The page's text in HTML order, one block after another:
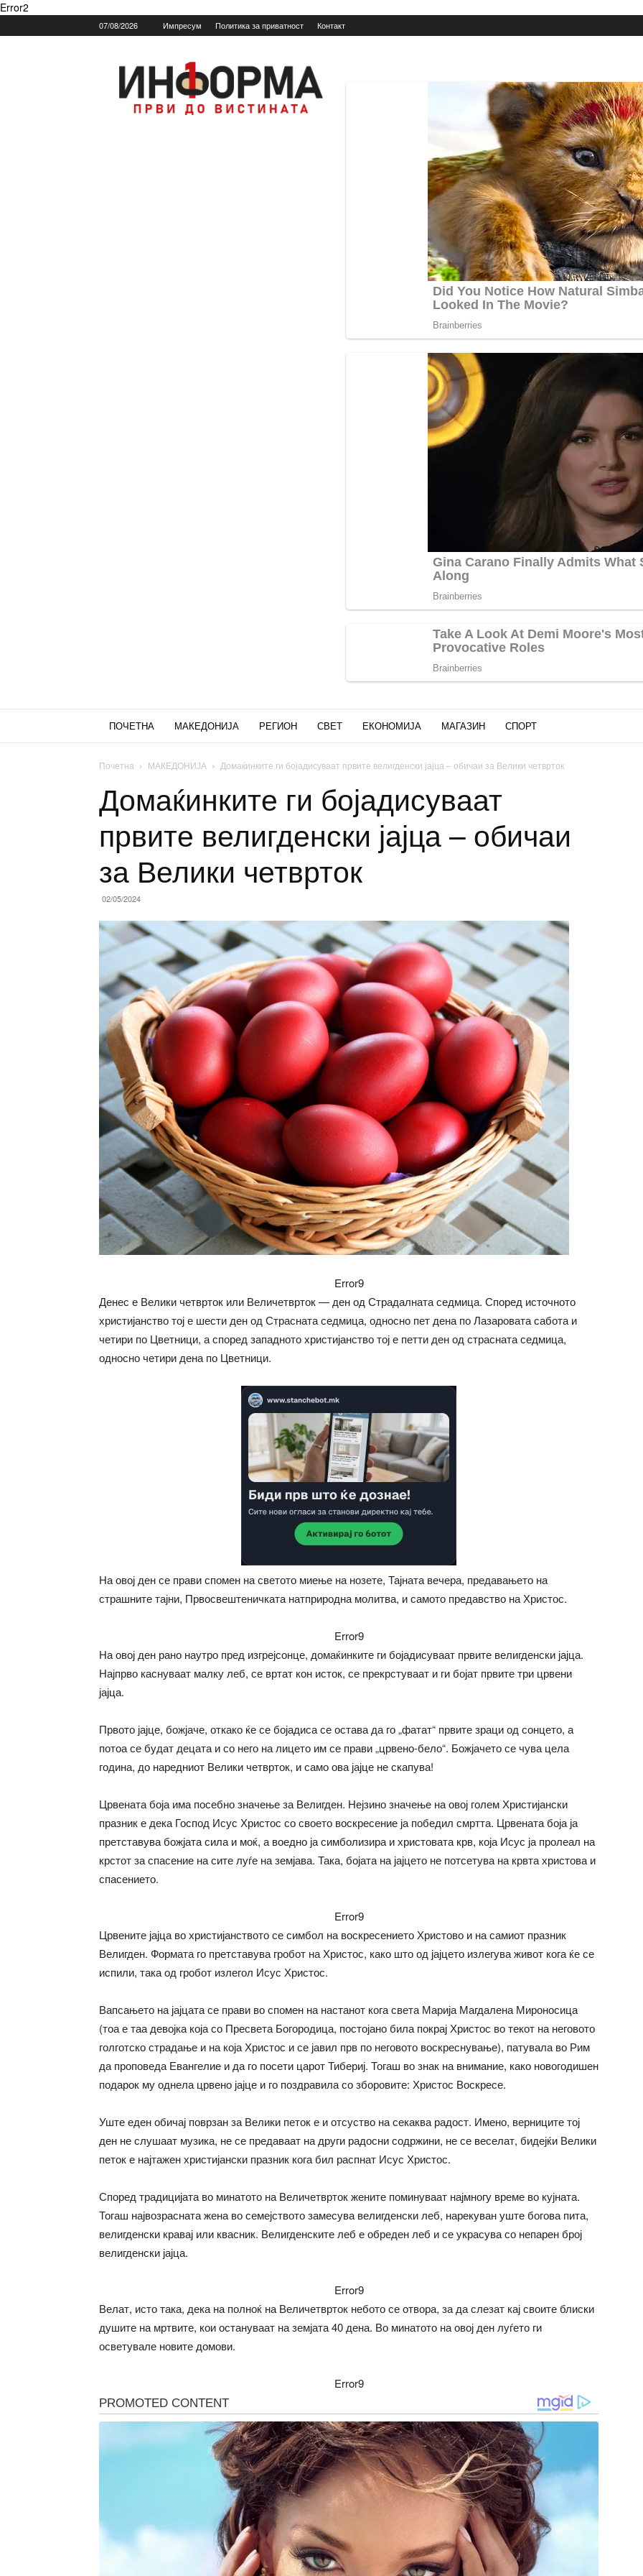
Error2
07/08/2026 Импресум Политика за приватност Контакт
Informa.mk
ПОЧЕТНА МАКЕДОНИЈА РЕГИОН СВЕТ ЕКОНОМИЈА МАГАЗИН СПОРТ
Почетна МАКЕДОНИЈА Домаќинките ги бојадисуваат првите велигденски јајца – обичаи за Велики четврток
Домаќинките ги бојадисуваат
првите велигденски јајца – обичаи
за Велики четврток
02/05/2024
Error9
Денес е Велики четврток или Величетврток — ден од Страдалната седмица. Според источното
христијанство тој е шести ден од Страсната седмица, односно пет дена по Лазаровата сабота и
четири по Цветници, а според западното христијанство тој е петти ден од страсната седмица,
односно четири дена по Цветници.
На овој ден се прави спомен на светото миење на нозете, Тајната вечера, предавањето на
страшните тајни, Првосвештеничката натприродна молитва, и самото предавство на Христос.
Error9
На овој ден рано наутро пред изгрејсонце, домаќинките ги бојадисуваат првите велигденски јајца.
Најпрво каснуваат малку леб, се вртат кон исток, се прекрстуваат и ги бојат првите три црвени
јајца.
Првото јајце, божјаче, откако ќе се бојадиса се остава да го „фатат“ првите зраци од сонцето, а
потоа се будат децата и со него на лицето им се прави „црвено-бело“. Божјачето се чува цела
година, до наредниот Велики четврток, и само ова јајце не скапува!
Црвената боја има посебно значење за Велигден. Нејзино значење на овој голем Христијански
празник е дека Господ Исус Христос со своето воскресение ја победил смртта. Црвената боја ја
претставува божјата сила и моќ, а воедно ја симболизира и христовата крв, која Исус ја пролеал на
крстот за спасение на сите луѓе на земјава. Така, бојата на јајцето не потсетува на крвта христова и
спасението.
Error9
Црвените јајца во христијанството се симбол на воскресението Христово и на самиот празник
Велигден. Формата го претставува гробот на Христос, како што од јајцето излегува живот кога ќе се
испили, така од гробот излегол Исус Христос.
Вапсањето на јајцата се прави во спомен на настанот кога света Марија Магдалена Мироносица
(тоа е таа девојка која со Пресвета Богородица, постојано била покрај Христос во текот на неговото
голготско страдање и на која Христос и се јавил прв по неговото воскреснување), патувала во Рим
да проповеда Евангелие и да го посети царот Тибериј. Тогаш во знак на внимание, како новогодишен
подарок му однела црвено јајце и го поздравила со зборовите: Христос Воскресе.
Уште еден обичај поврзан за Велики петок е и отсуство на секаква радост. Имено, верниците тој
ден не слушаат музика, не се предаваат на други радосни содржини, не се веселат, бидејќи Велики
петок е најтажен христијански празник кога бил распнат Исус Христос.
Според традицијата во минатото на Величетврток жените поминуваат најмногу време во кујната.
Тогаш највозрасната жена во семејството замесува велигденски леб, нарекуван уште богова пита,
велигденски кравај или квасник. Велигденските леб е обреден леб и се украсува со непарен број
велигденски јајца.
Error9
Велат, исто така, дека на полноќ на Величетврток небото се отвора, за да слезат кај своите блиски
душите на мртвите, кои остануваат на земјата 40 дена. Во минатото на овој ден луѓето ги
осветувале новите домови.
Error9